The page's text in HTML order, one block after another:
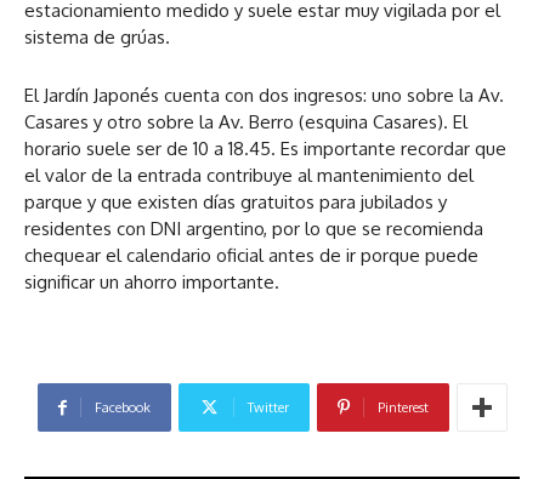
estacionamiento medido y suele estar muy vigilada por el
sistema de grúas.
El Jardín Japonés cuenta con dos ingresos: uno sobre la Av.
Casares y otro sobre la Av. Berro (esquina Casares). El
horario suele ser de 10 a 18.45. Es importante recordar que
el valor de la entrada contribuye al mantenimiento del
parque y que existen días gratuitos para jubilados y
residentes con DNI argentino, por lo que se recomienda
chequear el calendario oficial antes de ir porque puede
significar un ahorro importante.
Facebook Twitter Pinterest